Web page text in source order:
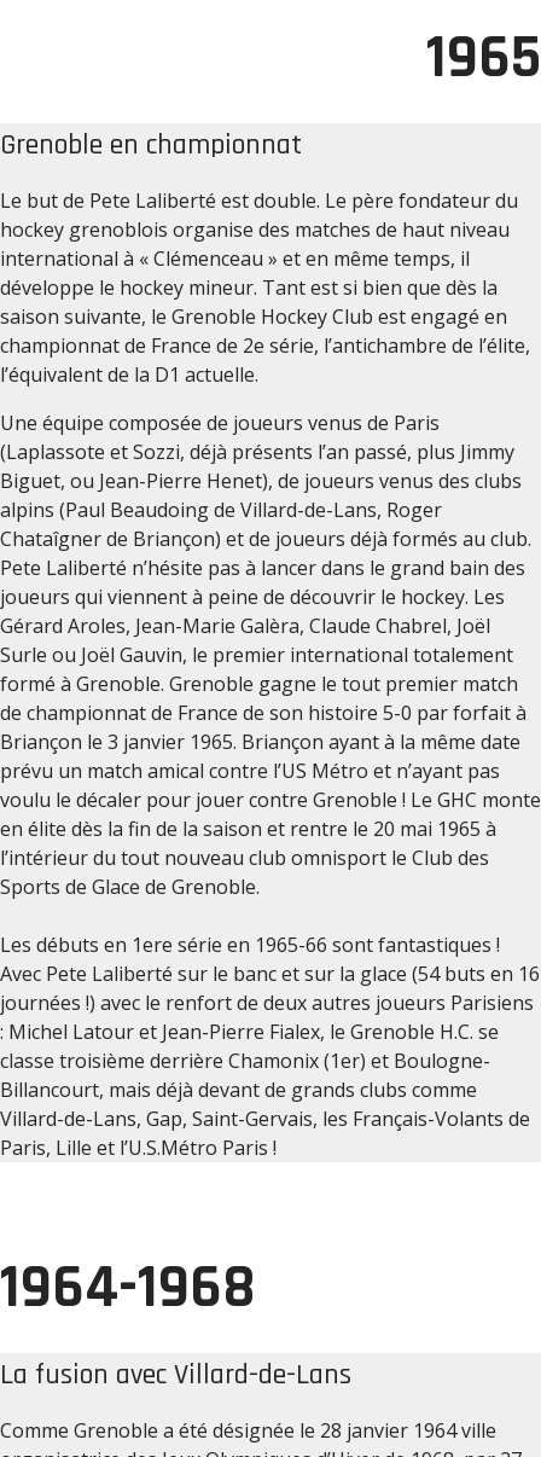
1965
Grenoble en championnat
Le but de Pete Laliberté est double. Le père fondateur du
hockey grenoblois organise des matches de haut niveau
international à « Clémenceau » et en même temps, il
développe le hockey mineur. Tant est si bien que dès la
saison suivante, le Grenoble Hockey Club est engagé en
championnat de France de 2e série, l’antichambre de l’élite,
l’équivalent de la D1 actuelle.
Une équipe composée de joueurs venus de Paris
(Laplassote et Sozzi, déjà présents l’an passé, plus Jimmy
Biguet, ou Jean-Pierre Henet), de joueurs venus des clubs
alpins (Paul Beaudoing de Villard-de-Lans, Roger
Chataîgner de Briançon) et de joueurs déjà formés au club.
Pete Laliberté n’hésite pas à lancer dans le grand bain des
joueurs qui viennent à peine de découvrir le hockey. Les
Gérard Aroles, Jean-Marie Galèra, Claude Chabrel, Joël
Surle ou Joël Gauvin, le premier international totalement
formé à Grenoble. Grenoble gagne le tout premier match
de championnat de France de son histoire 5-0 par forfait à
Briançon le 3 janvier 1965. Briançon ayant à la même date
prévu un match amical contre l’US Métro et n’ayant pas
voulu le décaler pour jouer contre Grenoble ! Le GHC monte
en élite dès la fin de la saison et rentre le 20 mai 1965 à
l’intérieur du tout nouveau club omnisport le Club des
Sports de Glace de Grenoble.
Les débuts en 1ere série en 1965-66 sont fantastiques !
Avec Pete Laliberté sur le banc et sur la glace (54 buts en 16
journées !) avec le renfort de deux autres joueurs Parisiens
: Michel Latour et Jean-Pierre Fialex, le Grenoble H.C. se
classe troisième derrière Chamonix (1er) et Boulogne-
Billancourt, mais déjà devant de grands clubs comme
Villard-de-Lans, Gap, Saint-Gervais, les Français-Volants de
Paris, Lille et l’U.S.Métro Paris !
1964-1968
La fusion avec Villard-de-Lans
Comme Grenoble a été désignée le 28 janvier 1964 ville